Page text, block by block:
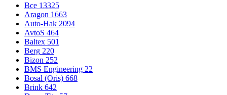
Все 13325
Aragon 1663
Auto-Hak 2094
AvtoS 464
Baltex 501
Berg 220
Bizon 252
BMS Engineering 22
Bosal (Oris) 668
Brink 642